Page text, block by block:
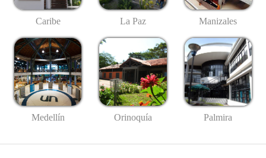
Caribe La Paz Manizales
Medellín Orinoquía Palmira